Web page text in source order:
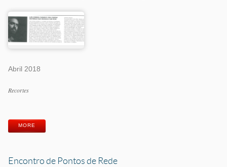
Abril 2018
Categorias
Recortes
MORE
Encontro de Pontos de Rede